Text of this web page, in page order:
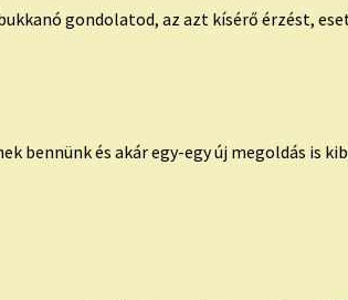
gondolatod, az azt kísérő érzést,
bennünk és akár egy-egy új megoldás is